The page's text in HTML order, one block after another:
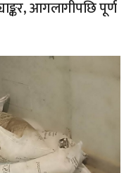
आगलागीपछि पूर्ण